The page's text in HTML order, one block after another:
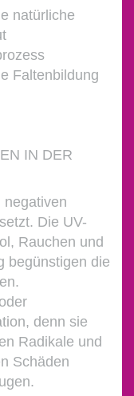
natürliche
Faltenbildung
IN DER
negativen
Die UV-
Rauchen und
begünstigen die
denn sie
Radikale und
Schäden